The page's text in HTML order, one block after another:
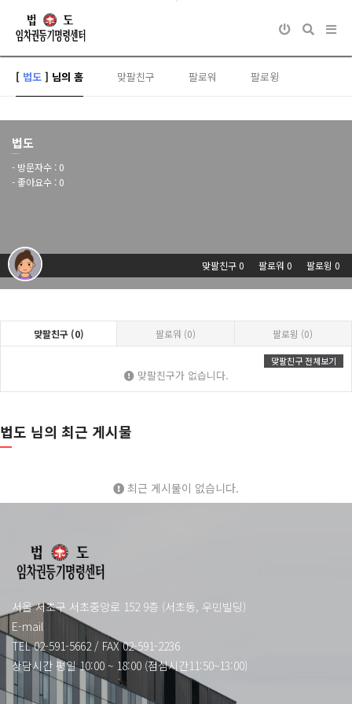
[ 법도 ] 님의 홈 맞팔친구 팔로워 팔로윙
법도
- 방문자수 : 0
- 좋아요수 : 0
맞팔친구 0 팔로워 0 팔로윙 0
맞팔친구 (0) 팔로워 (0) 팔로윙 (0)
맞팔친구 전체보기
맞팔친구가 없습니다.
법도 님의 최근 게시물
최근 게시물이 없습니다.
서울 서초구 서초중앙로 152 9층 (서초동, 우민빌딩)
E-mail
TEL 02-591-5662 / FAX 02-591-2236
상담시간 평일 10:00 ~ 18:00 (점심시간11:50~13:00)